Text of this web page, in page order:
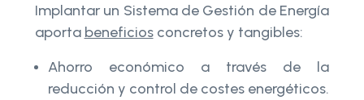
Implantar un Sistema de Gestión de Energía
aporta beneficiosconcretos y tangibles:
Ahorro económico a través de la
reducción y control de costes energéticos.